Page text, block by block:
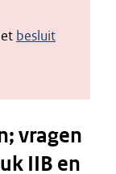
besluit
vragen
IIB en